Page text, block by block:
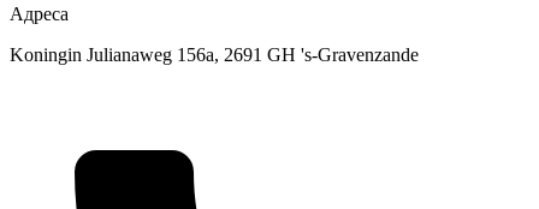
Адреса
Koningin Julianaweg 156a, 2691 GH 's-Gravenzande